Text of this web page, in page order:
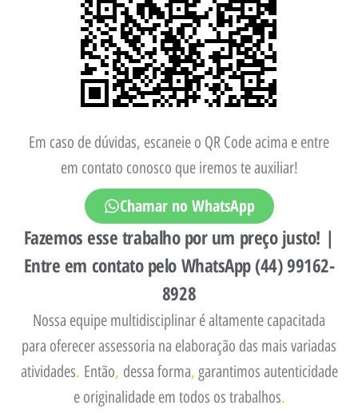
Em caso de dúvidas, escaneie o QR Code acima e entre
em contato conosco que iremos te auxiliar!
Chamar no WhatsApp
Fazemos esse trabalho por um preço justo! |
Entre em contato pelo WhatsApp (44) 99162-
8928
Nossa equipe multidisciplinar é altamente capacitada
para oferecer assessoria na elaboração das mais variadas
atividades. Então, dessa forma, garantimos autenticidade
e originalidade em todos os trabalhos.